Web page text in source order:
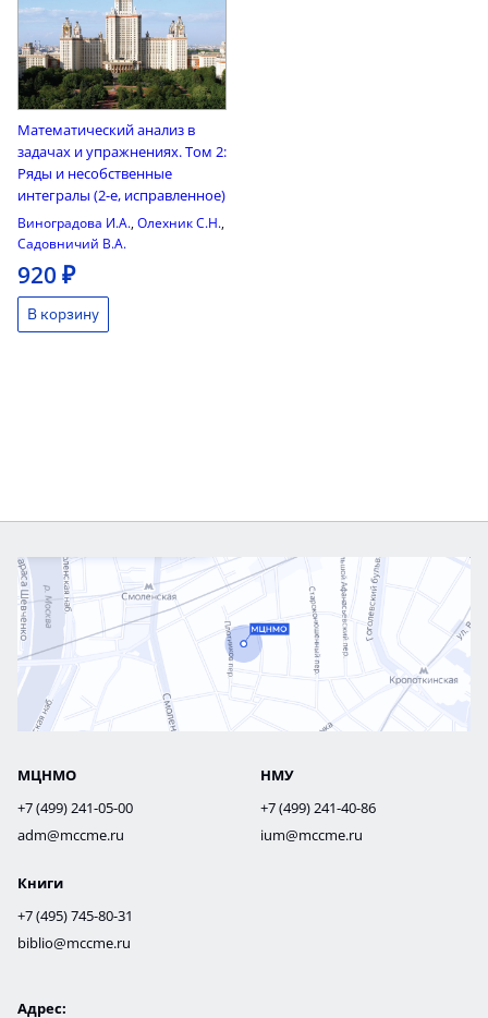
Математический анализ в
задачах и упражнениях. Том 2:
Ряды и несобственные
интегралы (2-е, исправленное)
Виноградова И.А.,Олехник С.Н.,
Садовничий В.А.
920 ₽
МЦНМО
+7 (499) 241-05-00
adm@mccme.ru
НМУ
+7 (499) 241-40-86
ium@mccme.ru
Книги
+7 (495) 745-80-31
biblio@mccme.ru
Адрес: